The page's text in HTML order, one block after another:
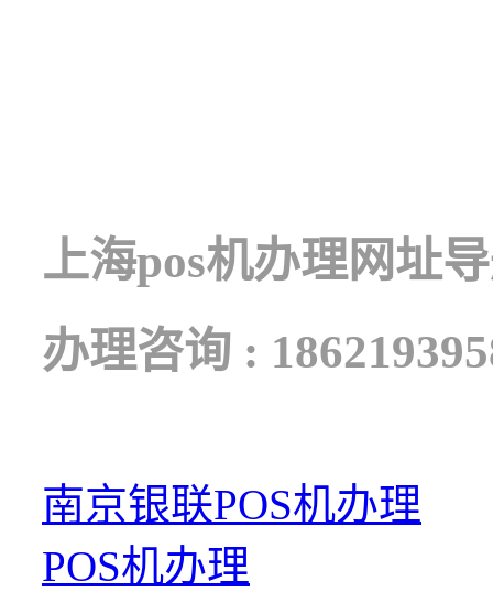
上海pos机办理网址
办理咨询 :
南京银联POS机办理
POS机办理